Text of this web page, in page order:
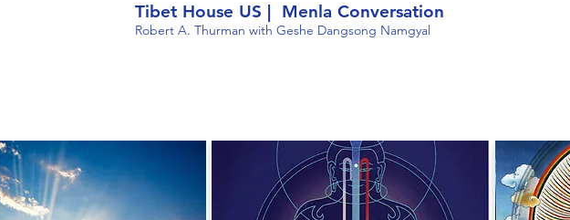
Tibet House US | Menla Conversation
Robert A. Thurman with Geshe Dangsong Namgyal